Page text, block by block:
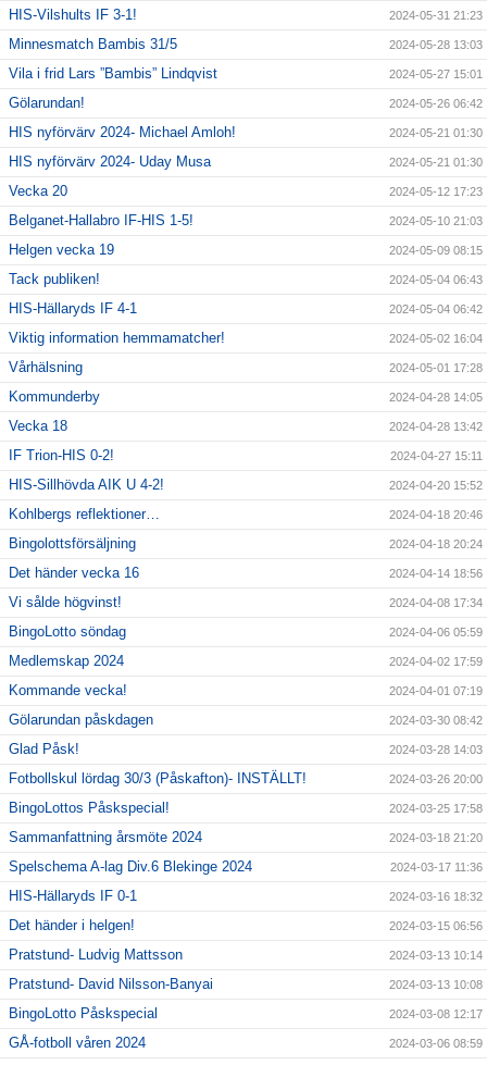
HIS-Vilshults IF 3-1! 2024-05-31 21:23
Minnesmatch Bambis 31/5 2024-05-28 13:03
Vila i frid Lars ”Bambis” Lindqvist 2024-05-27 15:01
Gölarundan! 2024-05-26 06:42
HIS nyförvärv 2024- Michael Amloh! 2024-05-21 01:30
HIS nyförvärv 2024- Uday Musa 2024-05-21 01:30
Vecka 20 2024-05-12 17:23
Belganet-Hallabro IF-HIS 1-5! 2024-05-10 21:03
Helgen vecka 19 2024-05-09 08:15
Tack publiken! 2024-05-04 06:43
HIS-Hällaryds IF 4-1 2024-05-04 06:42
Viktig information hemmamatcher! 2024-05-02 16:04
Vårhälsning 2024-05-01 17:28
Kommunderby 2024-04-28 14:05
Vecka 18 2024-04-28 13:42
IF Trion-HIS 0-2! 2024-04-27 15:11
HIS-Sillhövda AIK U 4-2! 2024-04-20 15:52
Kohlbergs reflektioner… 2024-04-18 20:46
Bingolottsförsäljning 2024-04-18 20:24
Det händer vecka 16 2024-04-14 18:56
Vi sålde högvinst! 2024-04-08 17:34
BingoLotto söndag 2024-04-06 05:59
Medlemskap 2024 2024-04-02 17:59
Kommande vecka! 2024-04-01 07:19
Gölarundan påskdagen 2024-03-30 08:42
Glad Påsk! 2024-03-28 14:03
Fotbollskul lördag 30/3 (Påskafton)- INSTÄLLT! 2024-03-26 20:00
BingoLottos Påskspecial! 2024-03-25 17:58
Sammanfattning årsmöte 2024 2024-03-18 21:20
Spelschema A-lag Div.6 Blekinge 2024 2024-03-17 11:36
HIS-Hällaryds IF 0-1 2024-03-16 18:32
Det händer i helgen! 2024-03-15 06:56
Pratstund- Ludvig Mattsson 2024-03-13 10:14
Pratstund- David Nilsson-Banyai 2024-03-13 10:08
BingoLotto Påskspecial 2024-03-08 12:17
GÅ-fotboll våren 2024 2024-03-06 08:59